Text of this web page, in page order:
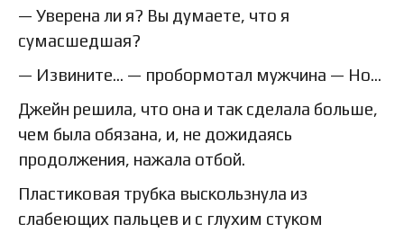
— Уверена ли я? Вы думаете, что я
сумасшедшая?
— Извините… — пробормотал мужчина — Но…
Джейн решила, что она и так сделала больше,
чем была обязана, и, не дожидаясь
продолжения, нажала отбой.
Пластиковая трубка выскользнула из
слабеющих пальцев и с глухим стуком